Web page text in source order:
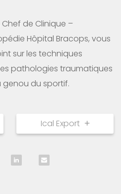
Chef de Clinique –
Hôpital Bracops, vous
sur les techniques
pathologies traumatiques
du sportif.
Ical Export